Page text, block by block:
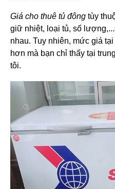
Giá cho thuê tủ đông tùy
giữ nhiệt, loại tủ, số
nhau. Tuy nhiên, mức giá
hơn mà bạn chỉ thấy tại
tôi.